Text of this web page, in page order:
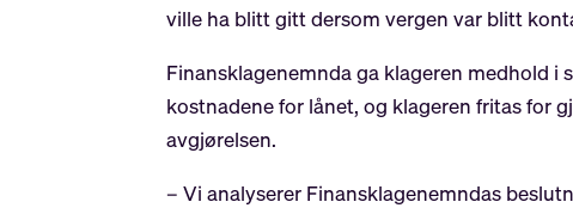
ville ha blitt gitt dersom vergen var blitt
Finansklagenemnda ga klageren medhold i
kostnadene for lånet, og klageren fritas for
avgjørelsen.
– Vi analyserer Finansklagenemndas